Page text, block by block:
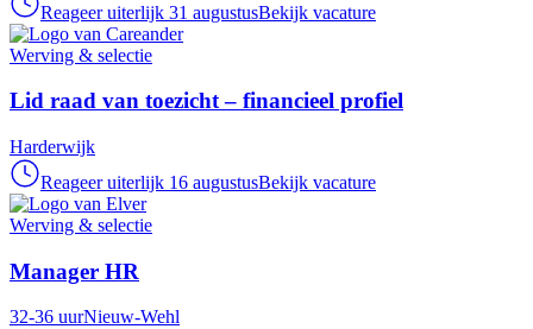
Reageer uiterlijk 31 augustusBekijk vacature
Werving & selectie
Lid raad van toezicht – financieel profiel
Harderwijk
Reageer uiterlijk 16 augustusBekijk vacature
Werving & selectie
Manager HR
32-36 uurNieuw-Wehl